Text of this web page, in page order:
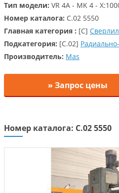
Тип модели: VR 4A - MK 4 -
Номер каталога: C.02 5550
Главная категория : [C]
Подкатегория: [C.02]
Производитель: Mas
» Запрос цены
Номер каталога: C.02 5550